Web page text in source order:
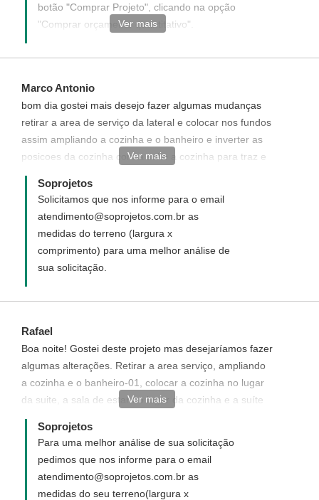
botão "Comprar Projeto", clicando na opção
"Comprar orçamento quantitativo".
prazer ter você como uma de nossas
Ver mais
Marco Antonio
bom dia gostei mais desejo fazer algumas mudanças
retirar a area de serviço da lateral e colocar nos fundos
assim ampliando a cozinha e o banheiro e inverter as
posicoes da cozinha com a suite a cozinha para traz e
a suite para frente quanto custaria a mais
Ver mais
Soprojetos
Solicitamos que nos informe para o email
atendimento@soprojetos.com.br as
medidas do terreno (largura x
comprimento) para uma melhor análise de
sua solicitação.
Rafael
Boa noite! Gostei deste projeto mas desejaríamos fazer
algumas alterações. Retirar a area serviço, ampliando
a cozinha e o banheiro-01, colocar a cozinha no lugar
da suite, a sala de estar no lugar da cozinha e a suíte
no lugar da sala de estar-jantar.
Ver mais
Soprojetos
Para uma melhor análise de sua solicitação
pedimos que nos informe para o email
atendimento@soprojetos.com.br as
medidas do seu terreno(largura x